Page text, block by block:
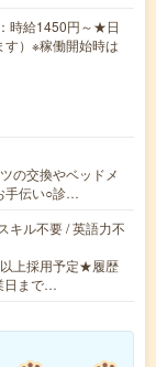
時給1450円～★日
）※稼働開始時は
の交換やベッドメ
手伝い○診…
キル不要 / 英語力不
上採用予定★履歴
日まで…